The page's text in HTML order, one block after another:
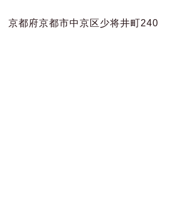
京都府京都市中京区少将井町240